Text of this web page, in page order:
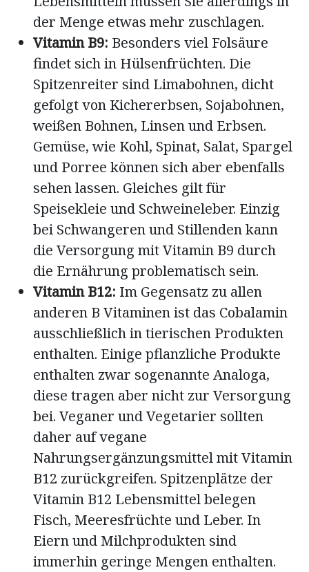
der Menge etwas mehr zuschlagen.
Vitamin B9: Besonders viel Folsäure
findet sich in Hülsenfrüchten. Die
Spitzenreiter sind Limabohnen, dicht
gefolgt von Kichererbsen, Sojabohnen,
weißen Bohnen, Linsen und Erbsen.
Gemüse, wie Kohl, Spinat, Salat, Spargel
und Porree können sich aber ebenfalls
sehen lassen. Gleiches gilt für
Speisekleie und Schweineleber. Einzig
bei Schwangeren und Stillenden kann
die Versorgung mit Vitamin B9 durch
die Ernährung problematisch sein.
Vitamin B12: Im Gegensatz zu allen
anderen B Vitaminen ist das Cobalamin
ausschließlich in tierischen Produkten
enthalten. Einige pflanzliche Produkte
enthalten zwar sogenannte Analoga,
diese tragen aber nicht zur Versorgung
bei. Veganer und Vegetarier sollten
daher auf vegane
Nahrungsergänzungsmittel mit Vitamin
B12 zurückgreifen. Spitzenplätze der
Vitamin B12 Lebensmittel belegen
Fisch, Meeresfrüchte und Leber. In
Eiern und Milchprodukten sind
immerhin geringe Mengen enthalten.